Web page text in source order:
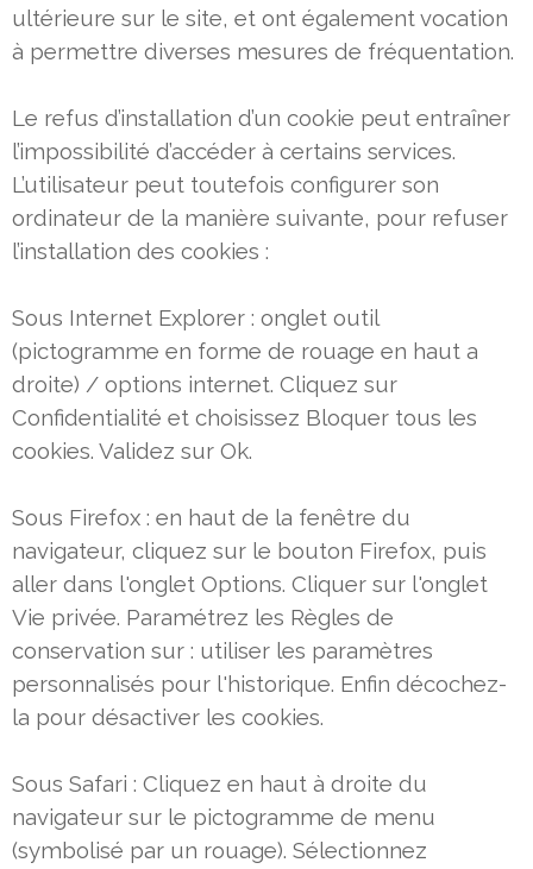
ultérieure sur le site, et ont également vocation
à permettre diverses mesures de fréquentation.
Le refus d’installation d’un cookie peut entraîner
l’impossibilité d’accéder à certains services.
L’utilisateur peut toutefois configurer son
ordinateur de la manière suivante, pour refuser
l’installation des cookies :
Sous Internet Explorer : onglet outil
(pictogramme en forme de rouage en haut a
droite) / options internet. Cliquez sur
Confidentialité et choisissez Bloquer tous les
cookies. Validez sur Ok.
Sous Firefox : en haut de la fenêtre du
navigateur, cliquez sur le bouton Firefox, puis
aller dans l'onglet Options. Cliquer sur l'onglet
Vie privée. Paramétrez les Règles de
conservation sur : utiliser les paramètres
personnalisés pour l'historique. Enfin décochez-
la pour désactiver les cookies.
Sous Safari : Cliquez en haut à droite du
navigateur sur le pictogramme de menu
(symbolisé par un rouage). Sélectionnez